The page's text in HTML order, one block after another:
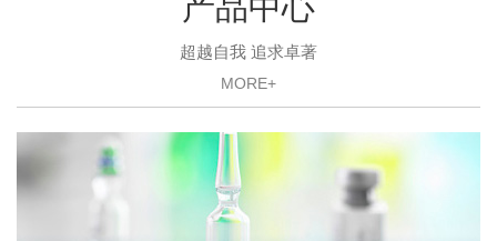
超越自我 追求卓著
MORE+